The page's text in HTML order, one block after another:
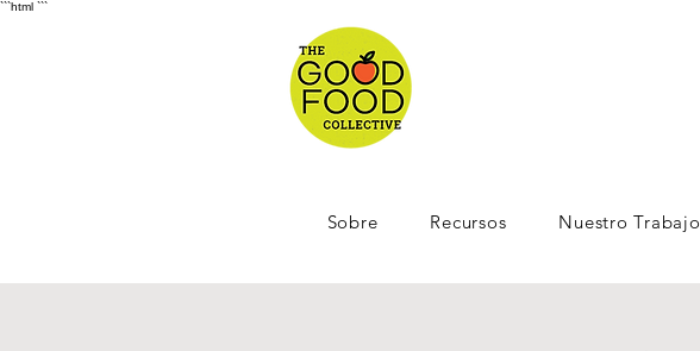
```html ```
Sobre Recursos Nuestro Trabajo